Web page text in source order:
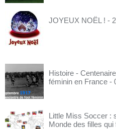
JOYEUX NOËL ! -
Histoire -
féminin en France -
Little Miss Soccer :
Monde des filles qui